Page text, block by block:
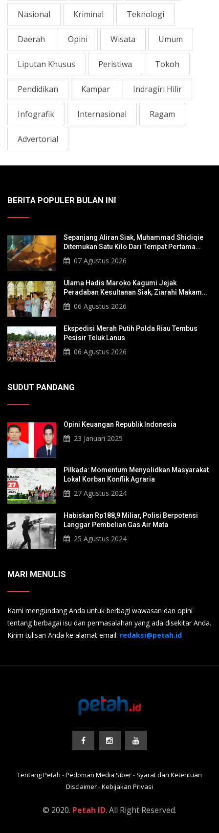
Nasional Kriminal Teknologi
Daerah Opini Wisata Umum
Liputan Khusus Peristiwa Tokoh
Pendidikan Kampar Indragiri Hilir
Infografik Internasional Ragam
Advertorial
BERITA POPULER BULAN INI
Sepanjang Aliran Siak, Muhammad Shidiqie
Ditemukan Satu Kilo Dari Tempat Pertama
Tenggelam
07 Agustus 2026
Ulama Hadis Maroko Kagumi Jejak
Peradaban Kesultanan Siak, Ziarahi Makam
Sultan Hingga Pendiri Pekanbaru
06 Agustus 2026
Ekspedisi Merah Putih Polda Riau Tembus
Pesisir Teluk Lanus
06 Agustus 2026
SUDUT PANDANG
Opini Keuangan Republik Indonesia
23 Januari 2025
Pilkada: Momentum Menyolidkan Masyarakat
Lokal Korban Konflik Agraria
27 Agustus 2024
Habiskan Rp188,9 Miliar, Polisi Berpotensi
Langgar Pembelian Gas Air Mata
25 Agustus 2024
MARI MENULIS
Kami mengundang Anda untuk berbagi wawasan dan opini
tentang berbagai isu dan permasalahan yang ada disekitar Anda.
Kirim tulisan Anda ke alamat email: redaksi@petah.id
Tentang Petah -Pedoman Media Siber- Syarat dan Ketentuan
Disclaimer-Kebijakan Privasi
© 2020. Petah ID. All Right Reserved.